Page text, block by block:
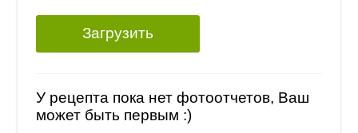
Загрузить
У рецепта пока нет фотоотчетов, Ваш
может быть первым :)